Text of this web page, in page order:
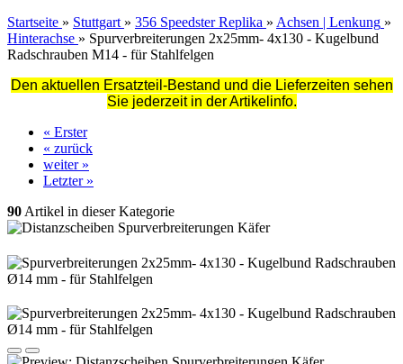
Startseite » Stuttgart » 356 Speedster Replika » Achsen | Lenkung »
Hinterachse » Spurverbreiterungen 2x25mm- 4x130 - Kugelbund
Radschrauben M14 - für Stahlfelgen
Den aktuellen Ersatzteil-Bestand und die Lieferzeiten sehen
Sie jederzeit in der Artikelinfo.
« Erster
« zurück
weiter »
Letzter »
90 Artikel in dieser Kategorie